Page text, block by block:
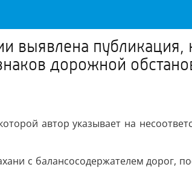
выявлена публикация,
дорожной
автор указывает на
с балансосодержателем дорог,